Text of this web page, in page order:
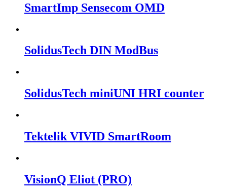
SmartImp Sensecom OMD
SolidusTech DIN ModBus
SolidusTech miniUNI HRI counter
Tektelik VIVID SmartRoom
VisionQ Eliot (PRO)